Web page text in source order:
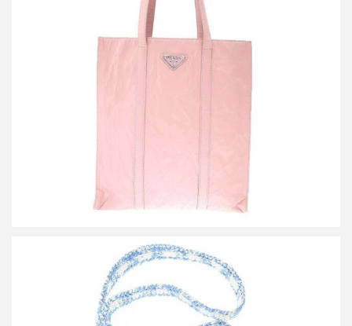
プラダ リンクル レザートートバッグ
買取金額42,000円